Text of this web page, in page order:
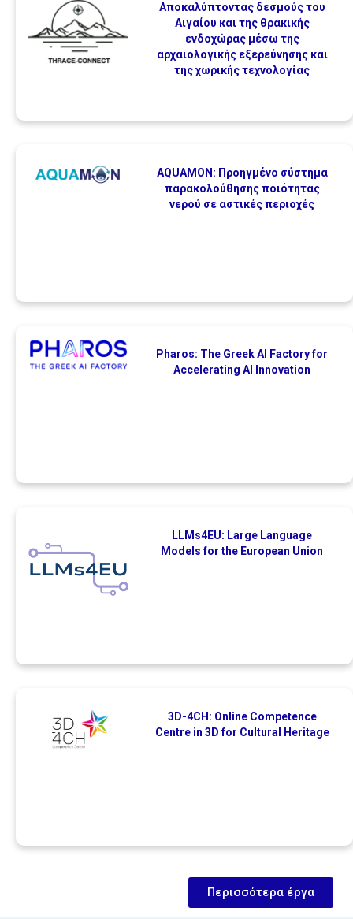
Αποκαλύπτοντας δεσμούς του
Αιγαίου και της θρακικής
ενδοχώρας μέσω της
αρχαιολογικής εξερεύνησης και
της χωρικής τεχνολογίας
AQUAMON: Προηγμένο σύστημα
παρακολούθησης ποιότητας
νερού σε αστικές περιοχές
Pharos: The Greek AI Factory for
Accelerating AI Innovation
LLMs4EU: Large Language
Models for the European Union
3D-4CH: Online Competence
Centre in 3D for Cultural Heritage
Περισσότερα έργα